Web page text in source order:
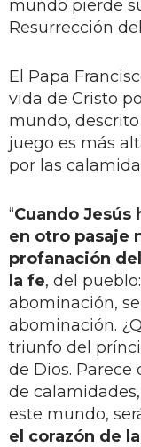
mundo pierde
Resurrección
El Papa
vida de Cristo
mundo,
juego es más
por las
“Cuando Jesús
en otro pasaje
profanación
la fe, del
abominación,
abominación.
triunfo del
de Dios. Parece
de
este mundo,
el corazón de